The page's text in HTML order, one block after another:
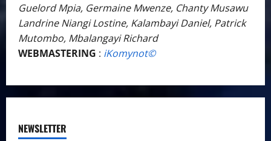
Guelord Mpia, Germaine Mwenze, Chanty Musawu
Landrine Niangi Lostine, Kalambayi Daniel, Patrick
Mutombo, Mbalangayi Richard
WEBMASTERING : iKomynot©️
NEWSLETTER